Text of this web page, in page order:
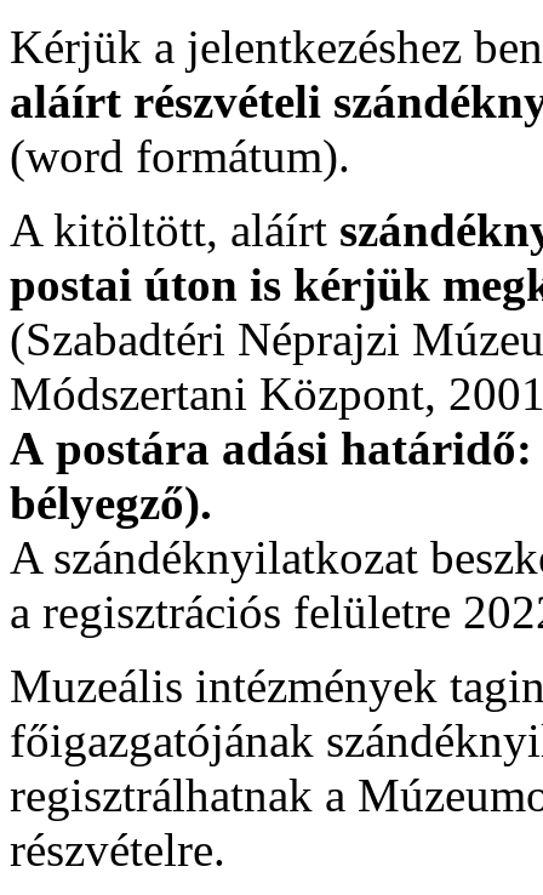
Kérjük a jelentkezéshez
aláírt részvételi
(word formátum).
A kitöltött, aláírt
postai úton is kérjük
(Szabadtéri Néprajzi
Módszertani Központ,
A postára adási
bélyegző).
A szándéknyilatkozat
a regisztrációs felületre
Muzeális intézmények
főigazgatójának
regisztrálhatnak a
részvételre.